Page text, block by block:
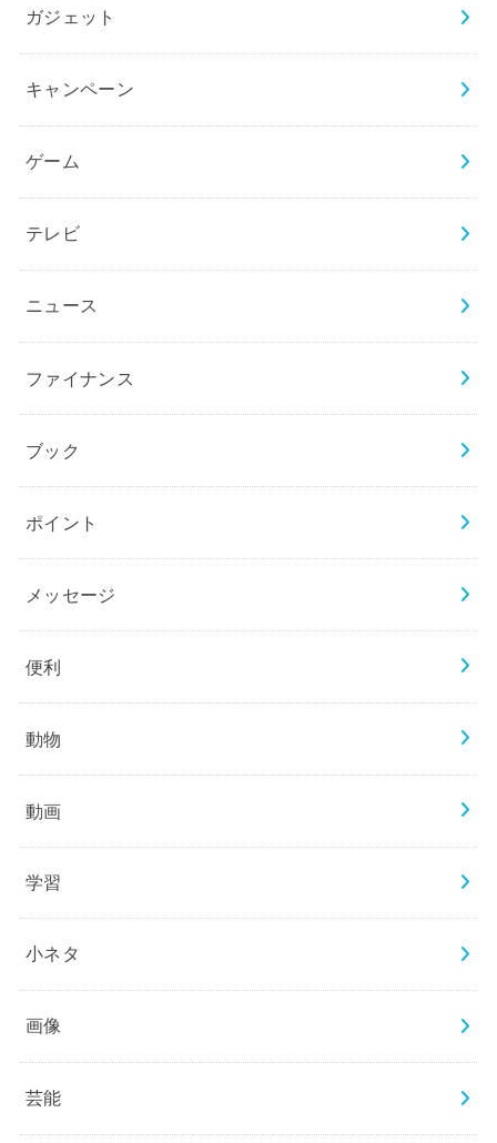
ガジェット
キャンペーン
ゲーム
テレビ
ニュース
ファイナンス
ブック
ポイント
メッセージ
便利
動物
動画
学習
小ネタ
画像
芸能